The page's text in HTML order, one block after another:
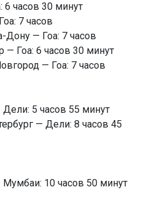
6 часов 30 минут
7 часов
Дону — Гоа: 7 часов
— Гоа: 6 часов 30 минут
— Гоа: 7 часов
5 часов 55 минут
— Дели: 8 часов 45
10 часов 50 минут